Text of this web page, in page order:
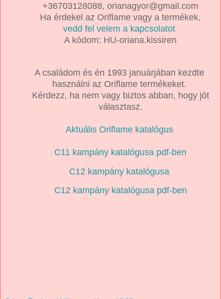
+36703128088, orianagyor@gmail.com
Ha érdekel az Oriflame vagy a termékek,
vedd fel velem a kapcsolatot
A kódom: HU-oriana.kissiren
A családom és én 1993 januárjában kezdte
használni az Oriflame termékeket.
Kérdezz, ha nem vagy biztos abban, hogy jót
választasz.
Aktuális Oriflame katalógus
C11 kampány katalógusa pdf-ben
C12 kampány katalógusa
C12 kampány katalógusa pdf-ben